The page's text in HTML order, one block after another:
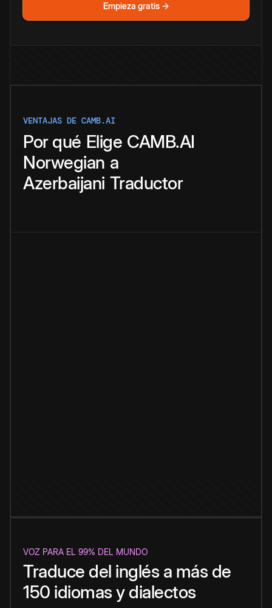
Empieza gratis →
VENTAJAS DE CAMB.AI
Por qué Elige CAMB.AI
Norwegian a
Azerbaijani Traductor
VOZ PARA EL 99% DEL MUNDO
Traduce del inglés a más de
150 idiomas y dialectos